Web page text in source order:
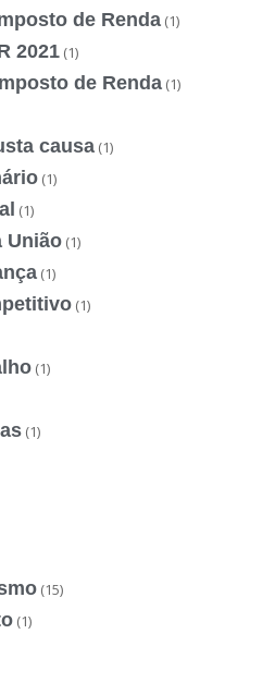
de Renda (1)
2021 (1)
de Renda (1)
causa (1)
(1)
(1)
União (1)
(1)
(1)
(1)
(1)
(15)
(1)